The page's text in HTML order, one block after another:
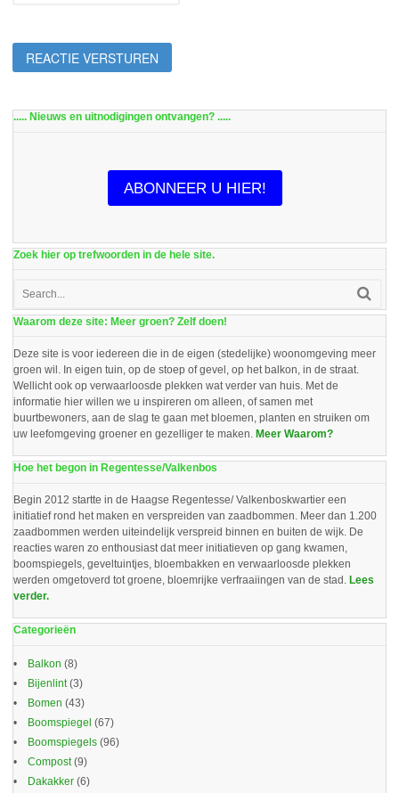
..... Nieuws en uitnodigingen ontvangen? .....
ABONNEER U HIER!
Zoek hier op trefwoorden in de hele site.
Waarom deze site: Meer groen? Zelf doen!
Deze site is voor iedereen die in de eigen (stedelijke) woonomgeving meer
groen wil. In eigen tuin, op de stoep of gevel, op het balkon, in de straat.
Wellicht ook op verwaarloosde plekken wat verder van huis. Met de
informatie hier willen we u inspireren om alleen, of samen met
buurtbewoners, aan de slag te gaan met bloemen, planten en struiken om
uw leefomgeving groener en gezelliger te maken. Meer Waarom?
Hoe het begon in Regentesse/Valkenbos
Begin 2012 startte in de Haagse Regentesse/ Valkenboskwartier een
initiatief rond het maken en verspreiden van zaadbommen. Meer dan 1.200
zaadbommen werden uiteindelijk verspreid binnen en buiten de wijk. De
reacties waren zo enthousiast dat meer initiatieven op gang kwamen,
boomspiegels, geveltuintjes, bloembakken en verwaarloosde plekken
werden omgetoverd tot groene, bloemrijke verfraaiingen van de stad. Lees
verder.
Categorieën
Balkon (8)
Bijenlint(3)
Bomen (43)
Boomspiegel (67)
Boomspiegels (96)
Compost(9)
Dakakker (6)